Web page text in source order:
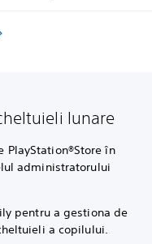
lunare
PlayStation®Store în
administratorului
pentru a gestiona de
a copilului.